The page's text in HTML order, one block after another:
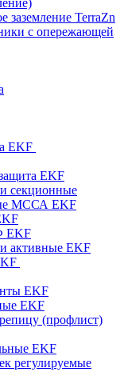
заземление TerraZn
с опережающей
EKF
EKF
секционные
МССА EKF
EKF
активные EKF
EKF
EKF
(профлист)
EKF
регулируемые